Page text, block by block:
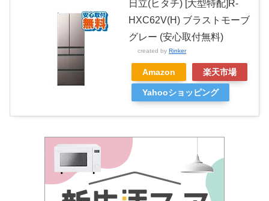
日立(ヒタチ) [大型特配]R-
HXC62V(H) ブラストモーブ
グレー (安心取付無料)
created by Rinker
Amazon 楽天市場
Yahooショッピング